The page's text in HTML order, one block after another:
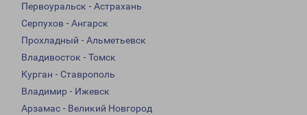
Первоуральск - Астрахань
Серпухов - Ангарск
Прохладный - Альметьевск
Владивосток - Томск
Курган - Ставрополь
Владимир - Ижевск
Арзамас - Великий Новгород